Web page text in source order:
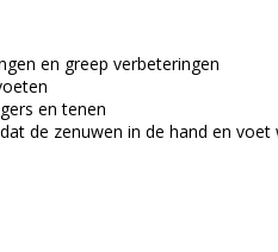
en greep verbeteringen
en tenen
de zenuwen in de hand en voet